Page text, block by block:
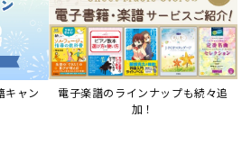
キャン
電子楽譜のラインナップも続々追
加！